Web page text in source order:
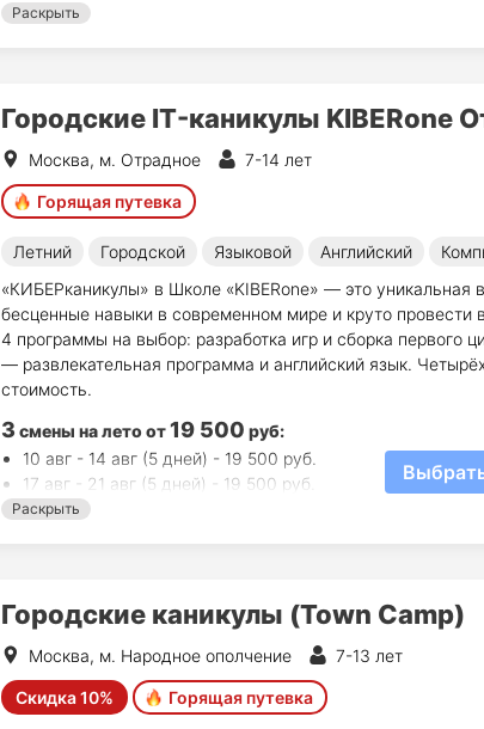
Раскрыть
Городские IT-каникулы KIBERone
Москва, м. Отрадное 7-14 лет
Горящая путевка
Летний Городской Языковой Английский
«КИБЕРканикулы» в Школе «KIBERone» — это уникальная
бесценные навыки в современном мире и круто провести
4 программы на выбор: разработка игр и сборка первого
— развлекательная программа и английский язык.
стоимость.
3 смены на летоот19 500 руб:
10 авг - 14 авг (5 дней) - 19 500 руб.
17 авг - 21 авг (5 дней) - 19 500 руб.
24 авг - 28 авг (5 дней) - 19 500 руб.
Раскрыть
Городские каникулы (Town Camp)
Москва, м. Народное ополчение 7-13 лет
Скидка 10% Горящая путевка